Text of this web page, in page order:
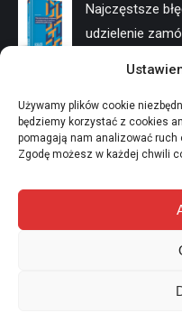
Używamy plików cookie
będziemy korzystać z cookies
pomagają nam analizować ruch
Zgodę możesz w każdej chwili
Najczęstsze
udzielenie
128.00zł
Negocjacje w
128.00 zł
Przetargi Publiczne